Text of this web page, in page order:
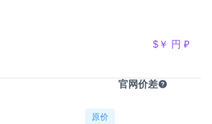
$￥ 円 ₽
官网价差
原价